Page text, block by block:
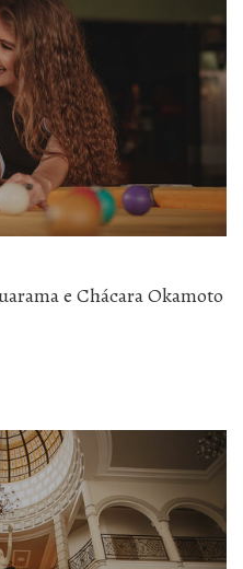
e Chácara Okamoto